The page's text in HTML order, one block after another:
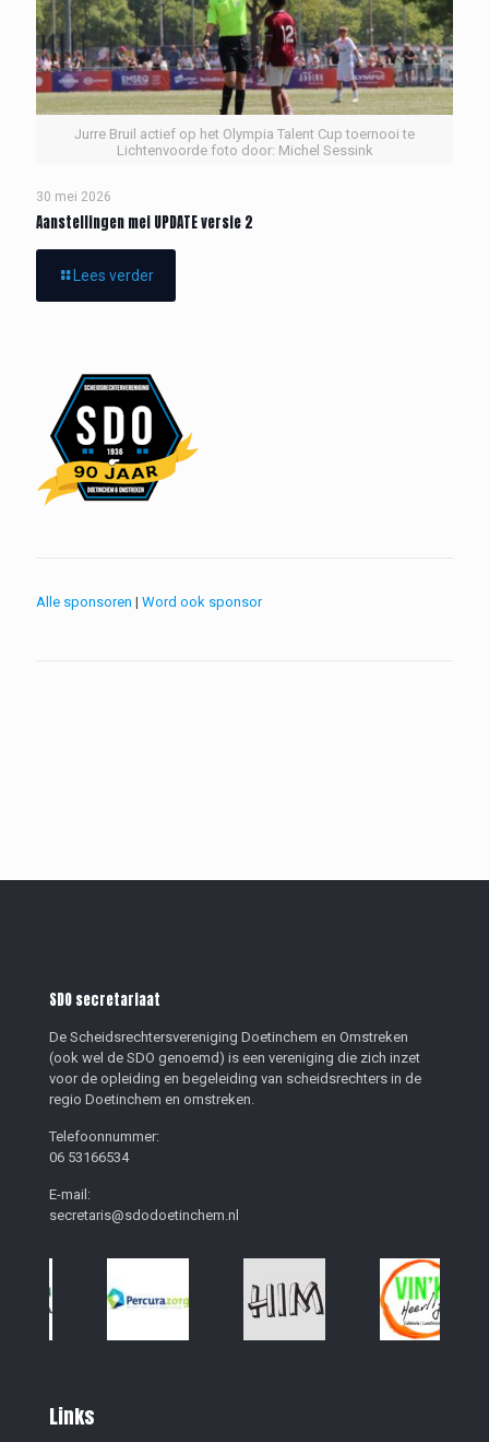
Jurre Bruil actief op het Olympia Talent Cup toernooi te
Lichtenvoorde foto door: Michel Sessink
30 mei 2026
Aanstellingen mei UPDATE versie 2
Lees verder
Alle sponsoren | Word ook sponsor
SDO secretariaat
De Scheidsrechtersvereniging Doetinchem en Omstreken
(ook wel de SDO genoemd) is een vereniging die zich inzet
voor de opleiding en begeleiding van scheidsrechters in de
regio Doetinchem en omstreken.
Telefoonnummer:
06 53166534
E-mail:
secretaris@sdodoetinchem.nl
Links